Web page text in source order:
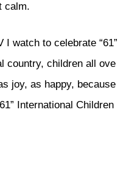
calm.
I watch to celebrate “61”
country, children all ove
joy, as happy, because
International Children